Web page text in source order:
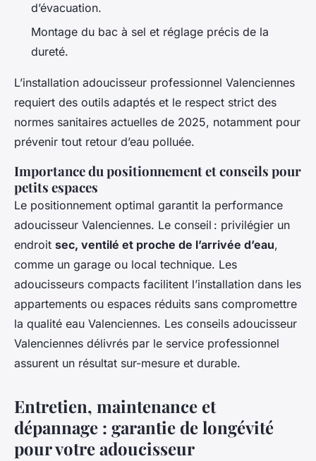
d’évacuation.
Montage du bac à sel et réglage précis de la
dureté.
L’installation adoucisseur professionnel Valenciennes
requiert des outils adaptés et le respect strict des
normes sanitaires actuelles de 2025, notamment pour
prévenir tout retour d’eau polluée.
Importance du positionnement et conseils pour
petits espaces
Le positionnement optimal garantit la performance
adoucisseur Valenciennes. Le conseil : privilégier un
endroit sec, ventilé et proche de l’arrivée d’eau,
comme un garage ou local technique. Les
adoucisseurs compacts facilitent l’installation dans les
appartements ou espaces réduits sans compromettre
la qualité eau Valenciennes. Les conseils adoucisseur
Valenciennes délivrés par le service professionnel
assurent un résultat sur-mesure et durable.
Entretien, maintenance et
dépannage : garantie de longévité
pour votre adoucisseur